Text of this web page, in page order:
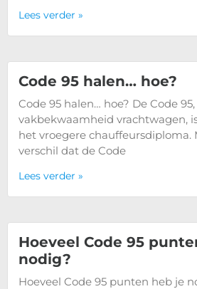
Lees verder »
Code 95 halen… hoe?
Code 95 halen… hoe? De Code
vakbekwaamheid vrachtwagen,
het vroegere chauffeursdiploma.
verschil dat de Code
Lees verder »
Hoeveel Code 95
nodig?
Hoeveel Code 95 punten heb je